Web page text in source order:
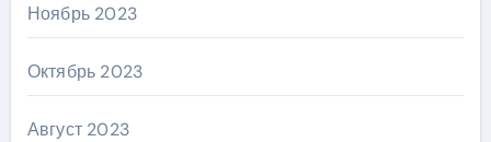
Ноябрь 2023
Октябрь 2023
Август 2023